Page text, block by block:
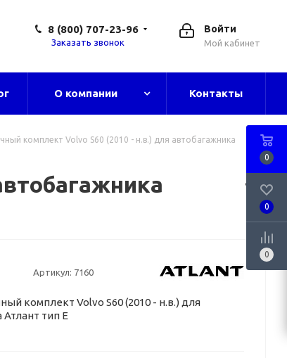
Войти
Мой кабинет
8 (800) 707-23-96
Заказать звонок
О компании Контакты
комплект Volvo S60 (2010 - н.в.) для автобагажника
Артикул: 7160
комплект Volvo S60 (2010 - н.в.) для
тип E
0
0
0